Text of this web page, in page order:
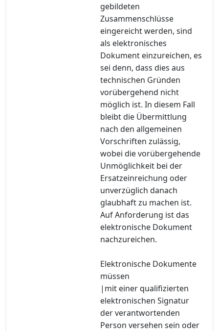
gebildeten
Zusammenschlüsse
eingereicht werden, sind
als elektronisches
Dokument einzureichen, es
sei denn, dass dies aus
technischen Gründen
vorübergehend nicht
möglich ist. In diesem Fall
bleibt die Übermittlung
nach den allgemeinen
Vorschriften zulässig,
wobei die vorübergehende
Unmöglichkeit bei der
Ersatzeinreichung oder
unverzüglich danach
glaubhaft zu machen ist.
Auf Anforderung ist das
elektronische Dokument
nachzureichen.
Elektronische Dokumente
müssen
|mit einer qualifizierten
elektronischen Signatur
der verantwortenden
Person versehen sein oder